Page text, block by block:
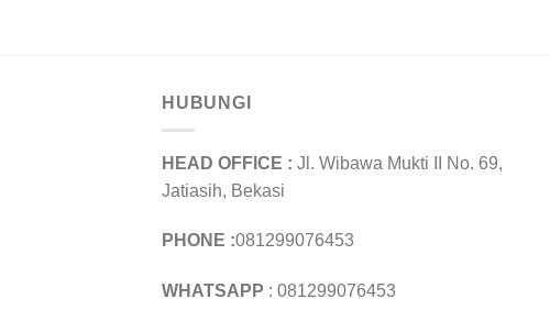
HUBUNGI
HEAD OFFICE : Jl. Wibawa Mukti II No. 69,
Jatiasih, Bekasi
PHONE :081299076453
WHATSAPP : 081299076453